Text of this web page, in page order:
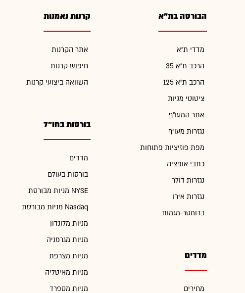
הבורסה בת"א
מדדי ת"א
הרכב ת"א 35
הרכב ת"א 125
ציטוטי מניות
אתר המעו"ף
נגזרות מעו"ף
מפת פוזיציות פתוחות
כתבי אופציה
נגזרות דולר
נגזרות אירו
ברומטר-מגמות
מדדים
מחירים
קרנות נאמנות
אתר הקרנות
חיפוש קרנות
השוואה ביצועי קרנות
בורסות בחו"ל
מדדים
בורסות בעולם
מניות מבורסת NYSE
מניות מבורסת Nasdaq
מניות מלונדון
מניות מגרמניה
מניות מצרפת
מניות מאיטליה
מניות מספרד